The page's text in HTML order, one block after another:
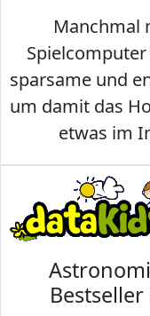
Manchmal
sparsame und
um damit das
etwas im